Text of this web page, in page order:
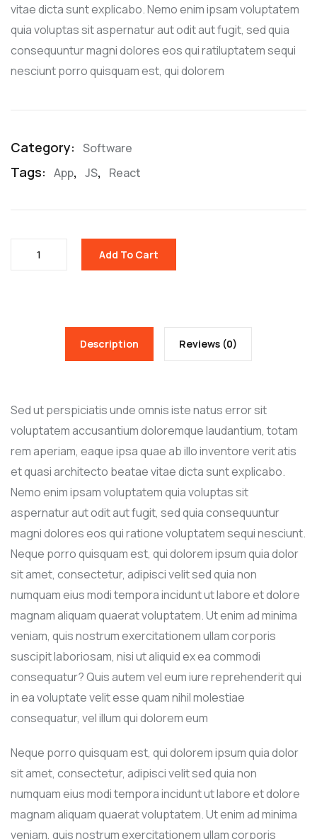
vitae dicta sunt explicabo. Nemo enim ipsam voluptatem
quia voluptas sit aspernatur aut odit aut fugit, sed quia
consequuntur magni dolores eos qui ratiluptatem sequi
nesciunt porro quisquam est, qui dolorem
Category: Software
Tags: App, JS, React
Add To Cart
Description Reviews (0)
Sed ut perspiciatis unde omnis iste natus error sit
voluptatem accusantium doloremque laudantium, totam
rem aperiam, eaque ipsa quae ab illo inventore verit atis
et quasi architecto beatae vitae dicta sunt explicabo.
Nemo enim ipsam voluptatem quia voluptas sit
aspernatur aut odit aut fugit, sed quia consequuntur
magni dolores eos qui ratione voluptatem sequi nesciunt.
Neque porro quisquam est, qui dolorem ipsum quia dolor
sit amet, consectetur, adipisci velit sed quia non
numquam eius modi tempora incidunt ut labore et dolore
magnam aliquam quaerat voluptatem. Ut enim ad minima
veniam, quis nostrum exercitationem ullam corporis
suscipit laboriosam, nisi ut aliquid ex ea commodi
consequatur? Quis autem vel eum iure reprehenderit qui
in ea voluptate velit esse quam nihil molestiae
consequatur, vel illum qui dolorem eum
Neque porro quisquam est, qui dolorem ipsum quia dolor
sit amet, consectetur, adipisci velit sed quia non
numquam eius modi tempora incidunt ut labore et dolore
magnam aliquam quaerat voluptatem. Ut enim ad minima
veniam, quis nostrum exercitationem ullam corporis